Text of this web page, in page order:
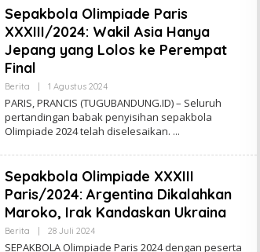
T
Sepakbola Olimpiade Paris
XXXIII/2024: Wakil Asia Hanya
Jepang yang Lolos ke Perempat
Final
Berita 1 Agustus 2024O
L
E
H
R
O
PARIS, PRANCIS (TUGUBANDUNG.ID) – Seluruh
pertandingan babak penyisihan sepakbola
Olimpiade 2024 telah diselesaikan.
Sepakbola Olimpiade XXXIII
Paris/2024: Argentina Dikalahkan
Maroko, Irak Kandaskan Ukraina
Berita 28 Juli 2024O
SEPAKBOLA Olimpiade Paris 2024 dengan peserta